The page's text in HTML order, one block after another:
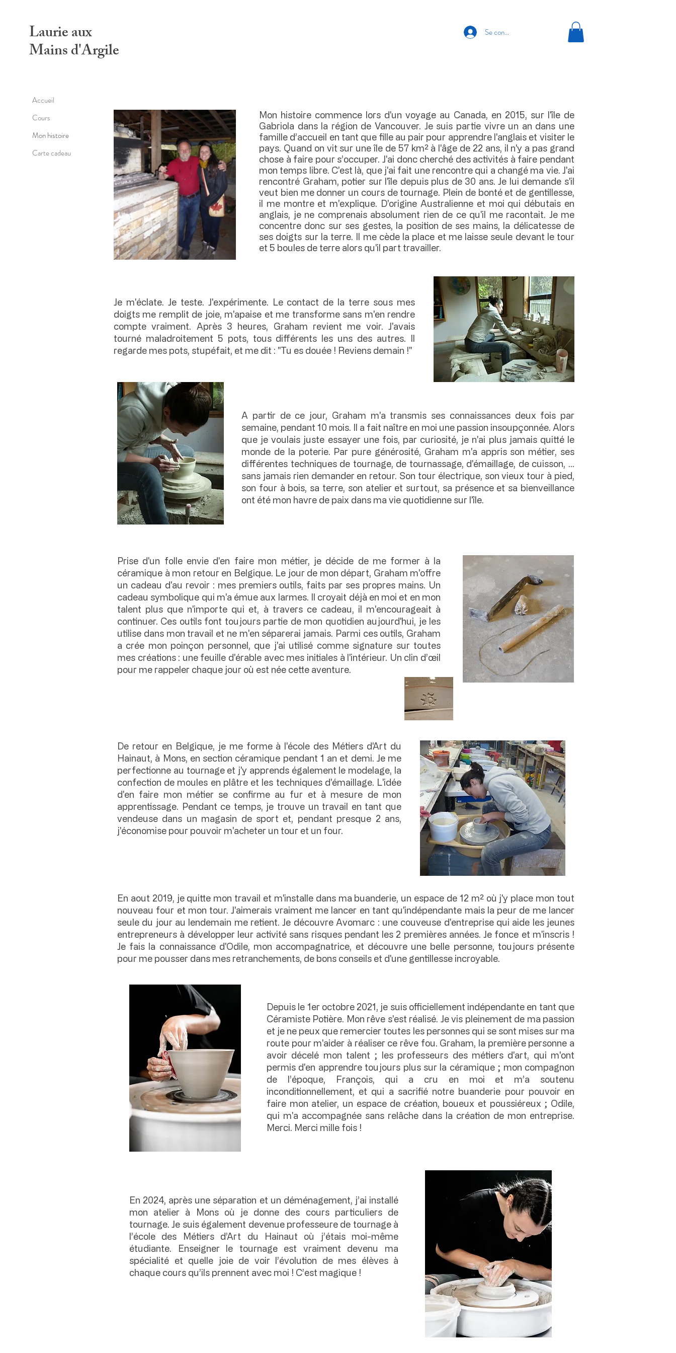
Accueil
Cours
Mon histoire
Carte cadeau
Laurie aux
Mains d'Argile
Se connecter
Mon histoire commence lors d'un voyage au Canada, en 2015, sur l'île de
Gabriola dans la région de Vancouver. Je suis partie vivre un an dans une
famille d’accueil en tant que fille au pair pour apprendre l'anglais et visiter le
pays. Quand on vit sur une île de 57 km² à l'âge de 22 ans, il n'y a pas grand
chose à faire pour s’occuper. J'ai donc cherché des activités à faire pendant
mon temps libre. C'est là, que j'ai fait une rencontre qui a changé ma vie. J'ai
rencontré Graham, potier sur l'île depuis plus de 30 ans. Je lui demande s'il
veut bien me donner un cours de tournage. Plein de bonté et de gentillesse,
il me montre et m'explique. D'origine Australienne et moi qui débutais en
anglais, je ne comprenais absolument rien de ce qu'il me racontait. Je me
concentre donc sur ses gestes, la position de ses mains, la délicatesse de
ses doigts sur la terre. Il me cède la place et me laisse seule devant le tour
et 5 boules de terre alors qu'il part travailler.
Je m'éclate. Je teste. J'expérimente. Le contact de la terre sous mes
doigts me remplit de joie, m'apaise et me transforme sans m'en rendre
compte vraiment. Après 3 heures, Graham revient me voir. J'avais
tourné maladroitement 5 pots, tous différents les uns des autres. Il
regarde mes pots, stupéfait, et me dit : "Tu es douée ! Reviens demain !"
A partir de ce jour, Graham m'a transmis ses connaissances deux fois par
semaine, pendant 10 mois. Il a fait naître en moi une passion insoupçonnée. Alors
que je voulais juste essayer une fois, par curiosité, je n'ai plus jamais quitté le
monde de la poterie. Par pure générosité, Graham m'a appris son métier, ses
différentes techniques de tournage, de tournassage, d'émaillage, de cuisson, ...
sans jamais rien demander en retour. Son tour électrique, son vieux tour à pied,
son four à bois, sa terre, son atelier et surtout, sa présence et sa bienveillance
ont été mon havre de paix dans ma vie quotidienne sur l'île.
Prise d'un folle envie d'en faire mon métier, je décide de me former à la
céramique à mon retour en Belgique. Le jour de mon départ, Graham m'offre
un cadeau d'au revoir : mes premiers outils, faits par ses propres mains. Un
cadeau symbolique qui m'a émue aux larmes. Il croyait déjà en moi et en mon
talent plus que n'importe qui et, à travers ce cadeau, il m'encourageait à
continuer. Ces outils font toujours partie de mon quotidien aujourd'hui, je les
utilise dans mon travail et ne m'en séparerai jamais. Parmi ces outils, Graham
a crée mon poinçon personnel, que j'ai utilisé comme signature sur toutes
mes créations : une feuille d'érable avec mes initiales à l'intérieur. Un clin d’œil
pour me rappeler chaque jour où est née cette aventure.
De retour en Belgique, je me forme à l'école des Métiers d'Art du
Hainaut, à Mons, en section céramique pendant 1 an et demi. Je me
perfectionne au tournage et j'y apprends également le modelage, la
confection de moules en plâtre et les techniques d'émaillage. L'idée
d'en faire mon métier se confirme au fur et à mesure de mon
apprentissage. Pendant ce temps, je trouve un travail en tant que
vendeuse dans un magasin de sport et, pendant presque 2 ans,
j'économise pour pouvoir m'acheter un tour et un four.
En aout 2019, je quitte mon travail et m'installe dans ma buanderie, un espace de 12 m² où j'y place mon tout
nouveau four et mon tour. J'aimerais vraiment me lancer en tant qu'indépendante mais la peur de me lancer
seule du jour au lendemain me retient. Je découvre Avomarc : une couveuse d'entreprise qui aide les jeunes
entrepreneurs à développer leur activité sans risques pendant les 2 premières années. Je fonce et m'inscris !
Je fais la connaissance d'Odile, mon accompagnatrice, et découvre une belle personne, toujours présente
pour me pousser dans mes retranchements, de bons conseils et d'une gentillesse incroyable.
Depuis le 1er octobre 2021, je suis officiellement indépendante en tant que
Céramiste Potière. Mon rêve s'est réalisé. Je vis pleinement de ma passion
et je ne peux que remercier toutes les personnes qui se sont mises sur ma
route pour m'aider à réaliser ce rêve fou. Graham, la première personne a
avoir décelé mon talent ; les professeurs des métiers d'art, qui m'ont
permis d'en apprendre toujours plus sur la céramique ; mon compagnon
de l’époque, François, qui a cru en moi et m’a soutenu
inconditionnellement, et qui a sacrifié notre buanderie pour pouvoir en
faire mon atelier, un espace de création, boueux et poussiéreux ; Odile,
qui m'a accompagnée sans relâche dans la création de mon entreprise.
Merci. Merci mille fois !
En 2024, après une séparation et un déménagement, j’ai installé
mon atelier à Mons où je donne des cours particuliers de
tournage. Je suis également devenue professeure de tournage à
l’école des Métiers d’Art du Hainaut où j’étais moi-même
étudiante. Enseigner le tournage est vraiment devenu ma
spécialité et quelle joie de voir l’évolution de mes élèves à
chaque cours qu’ils prennent avec moi ! C’est magique !